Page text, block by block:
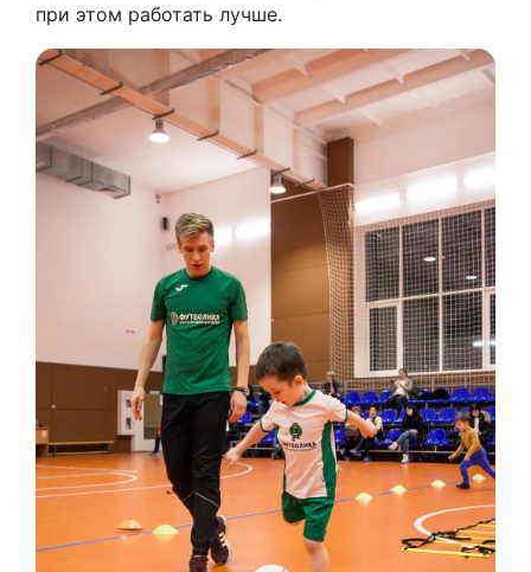
при этом работать лучше.